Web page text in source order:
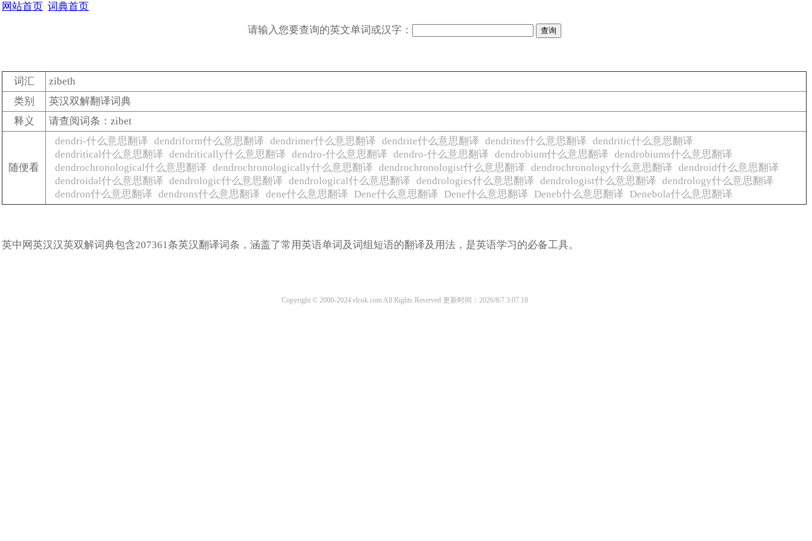
网站首页 词典首页
请输入您要查询的英文单词或汉字：
词汇
zibeth
类别
英汉双解翻译词典
释义
请查阅词条：zibet
随便看
dendri-什么意思翻译 dendriform什么意思翻译 dendrimer什么意思翻译 dendrite什么意思翻译 dendrites什么意思翻译 dendritic什么意思翻译
dendritical什么意思翻译 dendritically什么意思翻译 dendro-什么意思翻译 dendro-什么意思翻译 dendrobium什么意思翻译 dendrobiums什么意思翻译
dendrochronological什么意思翻译 dendrochronologically什么意思翻译 dendrochronologist什么意思翻译 dendrochronology什么意思翻译 dendroid什么意思翻译
dendroidal什么意思翻译 dendrologic什么意思翻译 dendrological什么意思翻译 dendrologies什么意思翻译 dendrologist什么意思翻译 dendrology什么意思翻译
dendron什么意思翻译 dendrons什么意思翻译 dene什么意思翻译 Dene什么意思翻译 Dene什么意思翻译 Deneb什么意思翻译 Denebola什么意思翻译
英中网英汉汉英双解词典包含207361条英汉翻译词条，涵盖了常用英语单词及词组短语的翻译及用法，是英语学习的必备工具。
Copyright © 2000-2024 elcok.com All Rights Reserved 更新时间：2026/8/7 3:07:18